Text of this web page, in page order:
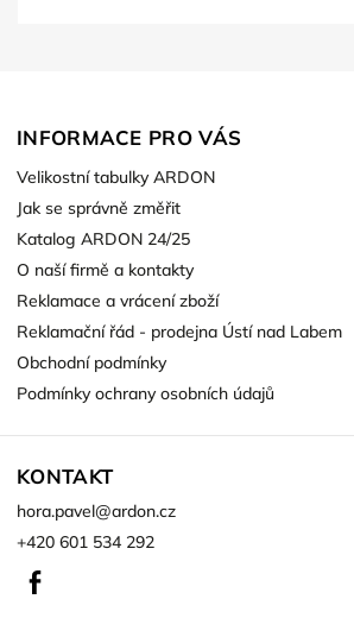
INFORMACE PRO VÁS
Velikostní tabulky ARDON
Jak se správně změřit
Katalog ARDON 24/25
O naší firmě a kontakty
Reklamace a vrácení zboží
Reklamační řád - prodejna Ústí nad Labem
Obchodní podmínky
Podmínky ochrany osobních údajů
KONTAKT
hora.pavel@ardon.cz
+420 601 534 292